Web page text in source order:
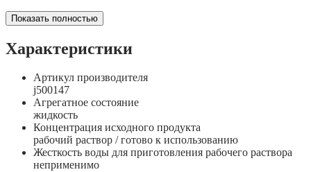
Показать полностью
Характеристики
Артикул производителя
j500147
Агрегатное состояние
жидкость
Концентрация исходного продукта
рабочий раствор / готово к использованию
Жесткость воды для приготовления рабочего раствора
неприменимо